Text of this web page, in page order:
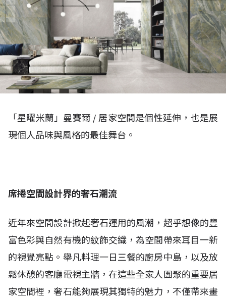
「星曜米蘭」曼賽爾 / 居家空間是個性延伸，也是展
現個人品味與風格的最佳舞台。
席捲空間設計界的奢石潮流
近年來空間設計掀起奢石運用的風潮，超乎想像的豐
富色彩與自然有機的紋飾交織，為空間帶來耳目一新
的視覺亮點。舉凡料理一日三餐的廚房中島，以及放
鬆休憩的客廳電視主牆，在這些全家人團聚的重要居
家空間裡，奢石能夠展現其獨特的魅力，不僅帶來畫